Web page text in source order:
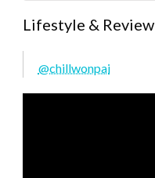
Lifestyle & Review
@chillwonpai